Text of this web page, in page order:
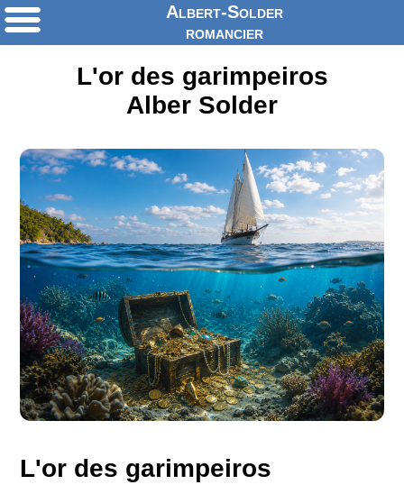
Albert-Solder
romancier
L'or des garimpeiros
Alber Solder
L'or des garimpeiros